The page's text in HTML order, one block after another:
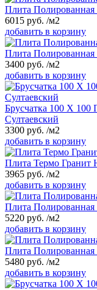
Плита
6015 руб. /м2
добавить в корзину
Плита
3400 руб. /м2
добавить в корзину
Брусчатка 100 Х
Султаевский
3300 руб. /м2
добавить в корзину
Плита Термо
3965 руб. /м2
добавить в корзину
Плита
5220 руб. /м2
добавить в корзину
Плита Полированная
5480 руб. /м2
добавить в корзину